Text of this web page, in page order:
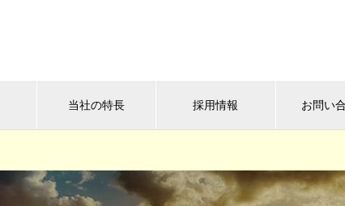
当社の特長 採用情報 お問い